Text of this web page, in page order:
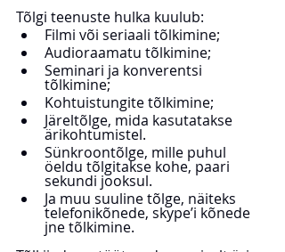
Tõlgi teenuste hulka kuulub:
Filmi või seriaali tõlkimine;
Audioraamatu tõlkimine;
Seminari ja konverentsi
tõlkimine;
Kohtuistungite tõlkimine;
Järeltõlge, mida kasutatakse
ärikohtumistel.
Sünkroontõlge, mille puhul
öeldu tõlgitakse kohe, paari
sekundi jooksul.
Ja muu suuline tõlge, näiteks
telefonikõnede, skype’i kõnede
jne tõlkimine.